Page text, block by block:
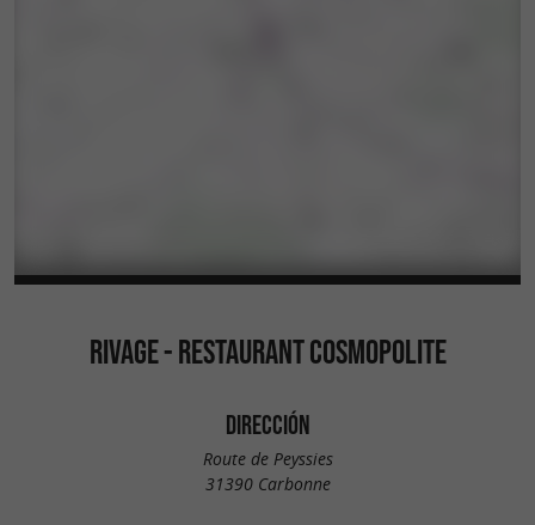
RIVAGE - RESTAURANT COSMOPOLITE
DIRECCIÓN
Route de Peyssies
31390 Carbonne